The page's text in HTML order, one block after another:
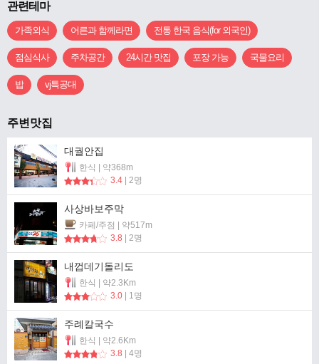
관련테마
가족외식 어른과 함께라면 전통 한국 음식(for 외국인)
점심식사 주차공간 24시간 맛집 포장 가능 국물요리
밥 vj특공대
주변맛집
대궐안집
한식 | 약368m
3.4 | 2명
사상바보주막
카페/주점 | 약517m
3.8 | 2명
내껍데기돌리도
한식 | 약2.3Km
3.0 | 1명
주례칼국수
한식 | 약2.6Km
3.8 | 4명